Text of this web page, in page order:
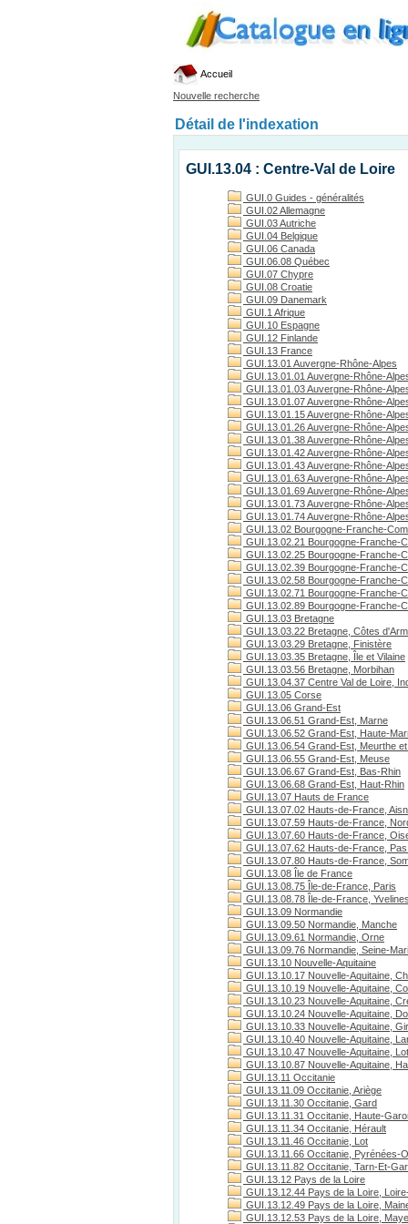
Accueil
Nouvelle recherche
Détail de l'indexation
GUI.13.04 : Centre-Val de Loire
GUI.0 Guides - généralités
GUI.02 Allemagne
GUI.03 Autriche
GUI.04 Belgique
GUI.06 Canada
GUI.06.08 Québec
GUI.07 Chypre
GUI.08 Croatie
GUI.09 Danemark
GUI.1 Afrique
GUI.10 Espagne
GUI.12 Finlande
GUI.13 France
GUI.13.01 Auvergne-Rhône-Alpes
GUI.13.01.01 Auvergne-Rhône-
GUI.13.01.03 Auvergne-Rhône-
GUI.13.01.07 Auvergne-Rhône-
GUI.13.01.15 Auvergne-Rhône-
GUI.13.01.26 Auvergne-Rhône-
GUI.13.01.38 Auvergne-Rhône-
GUI.13.01.42 Auvergne-Rhône-
GUI.13.01.43 Auvergne-Rhône-
GUI.13.01.63 Auvergne-Rhône-
GUI.13.01.69 Auvergne-Rhône-
GUI.13.01.73 Auvergne-Rhône-
GUI.13.01.74 Auvergne-Rhône-
GUI.13.02 Bourgogne-Franche-
GUI.13.02.21 Bourgogne-Franche-
GUI.13.02.25 Bourgogne-Franche-
GUI.13.02.39 Bourgogne-Franche-
GUI.13.02.58 Bourgogne-Franche-
GUI.13.02.71 Bourgogne-Franche-
GUI.13.02.89 Bourgogne-Franche-
GUI.13.03 Bretagne
GUI.13.03.22 Bretagne, Côtes
GUI.13.03.29 Bretagne, Finistère
GUI.13.03.35 Bretagne, Île et Vilaine
GUI.13.03.56 Bretagne, Morbihan
GUI.13.04.37 Centre Val de Loire,
GUI.13.05 Corse
GUI.13.06 Grand-Est
GUI.13.06.51 Grand-Est, Marne
GUI.13.06.52 Grand-Est, Haute-
GUI.13.06.54 Grand-Est, Meurthe
GUI.13.06.55 Grand-Est, Meuse
GUI.13.06.67 Grand-Est, Bas-Rhin
GUI.13.06.68 Grand-Est, Haut-Rhin
GUI.13.07 Hauts de France
GUI.13.07.02 Hauts-de-France,
GUI.13.07.59 Hauts-de-France,
GUI.13.07.60 Hauts-de-France,
GUI.13.07.62 Hauts-de-France,
GUI.13.07.80 Hauts-de-France,
GUI.13.08 Île de France
GUI.13.08.75 Île-de-France, Paris
GUI.13.08.78 Île-de-France,
GUI.13.09 Normandie
GUI.13.09.50 Normandie, Manche
GUI.13.09.61 Normandie, Orne
GUI.13.09.76 Normandie, Seine-
GUI.13.10 Nouvelle-Aquitaine
GUI.13.10.17 Nouvelle-Aquitaine,
GUI.13.10.19 Nouvelle-Aquitaine,
GUI.13.10.23 Nouvelle-Aquitaine,
GUI.13.10.24 Nouvelle-Aquitaine,
GUI.13.10.33 Nouvelle-Aquitaine,
GUI.13.10.40 Nouvelle-Aquitaine,
GUI.13.10.47 Nouvelle-Aquitaine,
GUI.13.10.87 Nouvelle-Aquitaine,
GUI.13.11 Occitanie
GUI.13.11.09 Occitanie, Ariège
GUI.13.11.30 Occitanie, Gard
GUI.13.11.31 Occitanie, Haute-
GUI.13.11.34 Occitanie, Hérault
GUI.13.11.46 Occitanie, Lot
GUI.13.11.66 Occitanie, Pyrénées-
GUI.13.11.82 Occitanie, Tarn-Et-
GUI.13.12 Pays de la Loire
GUI.13.12.44 Pays de la Loire,
GUI.13.12.49 Pays de la Loire,
GUI.13.12.53 Pays de la Loire,